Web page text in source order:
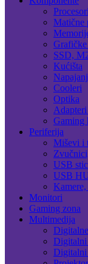
Procesori
Matične
SSD,
Kućišta
Cooleri
Optika
Gaming
Periferija
Miševi i
USB
USB
Monitori
Gaming zona
Multimedija
Digitalni